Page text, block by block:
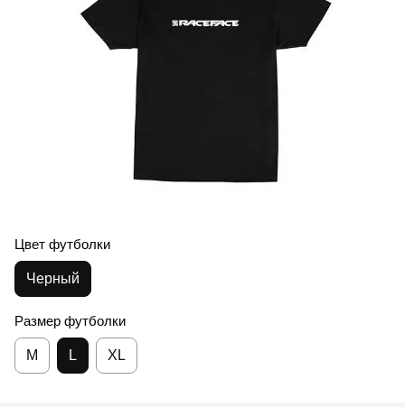
Цвет футболки
Черный
Размер футболки
M L XL